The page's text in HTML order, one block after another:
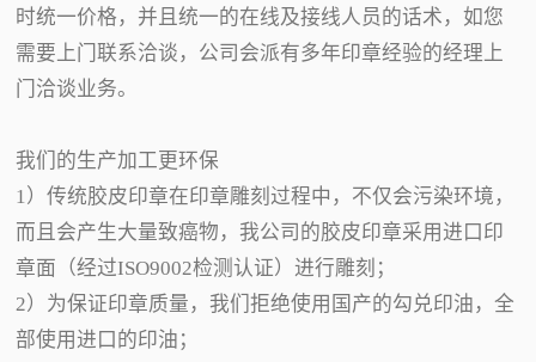
时统一价格，并且统一的在线及接线人员的话术，如您
需要上门联系洽谈，公司会派有多年印章经验的经理上
门洽谈业务。
我们的生产加工更环保
1）传统胶皮印章在印章雕刻过程中，不仅会污染环境，
而且会产生大量致癌物，我公司的胶皮印章采用进口印
章面（经过ISO9002检测认证）进行雕刻；
2）为保证印章质量，我们拒绝使用国产的勾兑印油，全
部使用进口的印油；